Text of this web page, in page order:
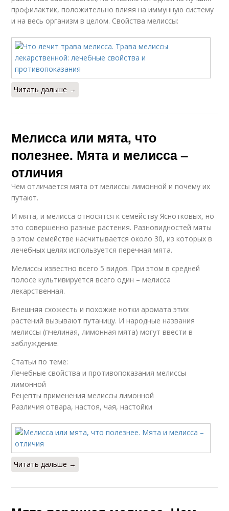
профилактик, положительно влияя на иммунную систему
и на весь организм в целом. Свойства мелиссы:
Читать дальше →
Мелисса или мята, что
полезнее. Мята и мелисса –
отличия
Чем отличается мята от мелиссы лимонной и почему их
путают.
И мята, и мелисса относятся к семейству Яснотковых, но
это совершенно разные растения. Разновидностей мяты
в этом семействе насчитывается около 30, из которых в
лечебных целях используется перечная мята.
Мелиссы известно всего 5 видов. При этом в средней
полосе культивируется всего один – мелисса
лекарственная.
Внешняя схожесть и похожие нотки аромата этих
растений вызывают путаницу. И народные названия
мелиссы (пчелиная, лимонная мята) могут ввести в
заблуждение.
Статьи по теме:
Лечебные свойства и противопоказания мелиссы
лимонной
Рецепты применения мелиссы лимонной
Различия отвара, настоя, чая, настойки
Читать дальше →